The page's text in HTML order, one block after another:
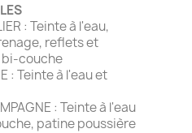
: Teinte à l'eau,
reflets et
bi-couche
: Teinte à l'eau et
: Teinte à l'eau
patine poussière